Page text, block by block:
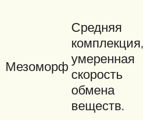
Мезоморф
Средняя
комплекция,
умеренная
скорость
обмена
веществ.